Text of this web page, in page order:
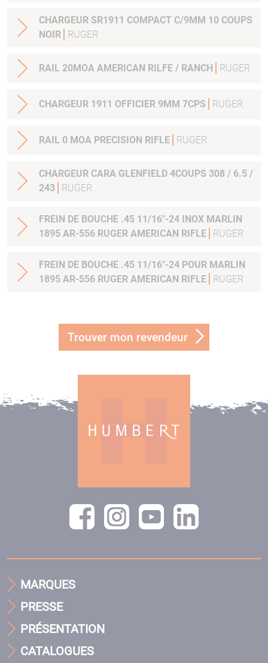
CHARGEUR SR1911 COMPACT C/9MM 10 COUPS
NOIR
RUGER
RAIL 20MOA AMERICAN RILFE / RANCH RUGER
CHARGEUR 1911 OFFICIER 9MM 7CPS RUGER
RAIL 0 MOA PRECISION RIFLE RUGER
CHARGEUR CARA GLENFIELD 4COUPS 308 / 6.5 /
243
RUGER
FREIN DE BOUCHE .45 11/16"-24 INOX MARLIN
1895 AR-556 RUGER AMERICAN RIFLE
RUGER
FREIN DE BOUCHE .45 11/16"-24 POUR MARLIN
1895 AR-556 RUGER AMERICAN RIFLE
RUGER
Trouver mon revendeur
MARQUES
PRESSE
PRÉSENTATION
CATALOGUES